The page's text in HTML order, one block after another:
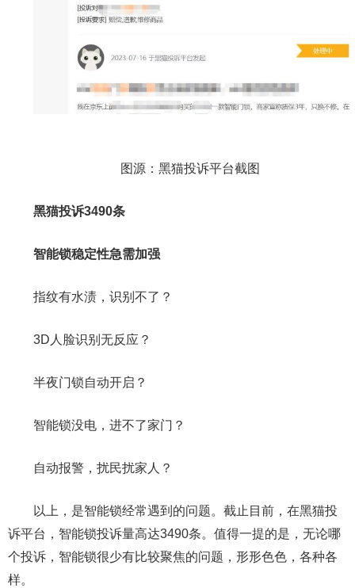
图源：黑猫投诉平台截图
黑猫投诉3490条
智能锁稳定性急需加强
指纹有水渍，识别不了？
3D人脸识别无反应？
半夜门锁自动开启？
智能锁没电，进不了家门？
自动报警，扰民扰家人？
以上，是智能锁经常遇到的问题。截止目前，在黑猫投
诉平台，智能锁投诉量高达3490条。值得一提的是，无论哪
个投诉，智能锁很少有比较聚焦的问题，形形色色，各种各
样。